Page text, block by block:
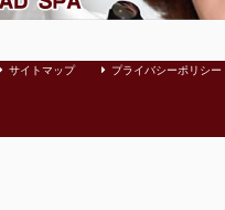
サイトマップ プライバシーポリシー